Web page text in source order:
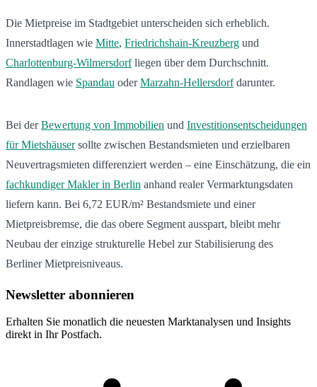
Die Mietpreise im Stadtgebiet unterscheiden sich erheblich.
Innerstadtlagen wie Mitte, Friedrichshain-Kreuzberg und
Charlottenburg-Wilmersdorfliegen über dem Durchschnitt.
Randlagen wie Spandau oderMarzahn-Hellersdorfdarunter.
Bei derBewertung von Immobilien und Investitionsentscheidungen
für Mietshäusersollte zwischen Bestandsmieten und erzielbaren
Neuvertragsmieten differenziert werden – eine Einschätzung, die ein
fachkundiger Makler in Berlin anhand realer Vermarktungsdaten
liefern kann. Bei 6,72 EUR/m² Bestandsmiete und einer
Mietpreisbremse, die das obere Segment ausspart, bleibt mehr
Neubau der einzige strukturelle Hebel zur Stabilisierung des
Berliner Mietpreisniveaus.
Newsletter abonnieren
Erhalten Sie monatlich die neuesten Marktanalysen und Insights
direkt in Ihr Postfach.